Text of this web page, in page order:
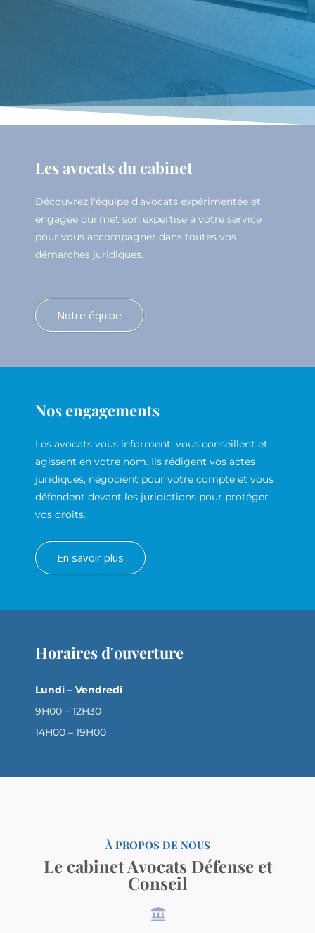
Les avocats du cabinet
Découvrez l'équipe d'avocats expérimentée et
engagée qui met son expertise à votre service
pour vous accompagner dans toutes vos
démarches juridiques.
Notre équipe
Nos engagements
Les avocats vous informent, vous conseillent et
agissent en votre nom. Ils rédigent vos actes
juridiques, négocient pour votre compte et vous
défendent devant les juridictions pour protéger
vos droits.
En savoir plus
Horaires d'ouverture
Lundi – Vendredi
9H00 – 12H30
14H00 – 19H00
À PROPOS DE NOUS
Le cabinet Avocats Défense et
Conseil